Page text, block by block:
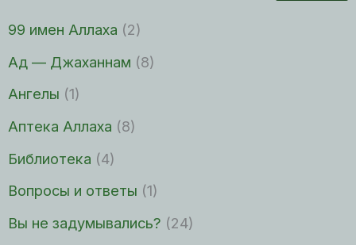
99 имен Аллаха (2)
Ад — Джаханнам (8)
Ангелы (1)
Аптека Аллаха (8)
Библиотека (4)
Вопросы и ответы (1)
Вы не задумывались? (24)